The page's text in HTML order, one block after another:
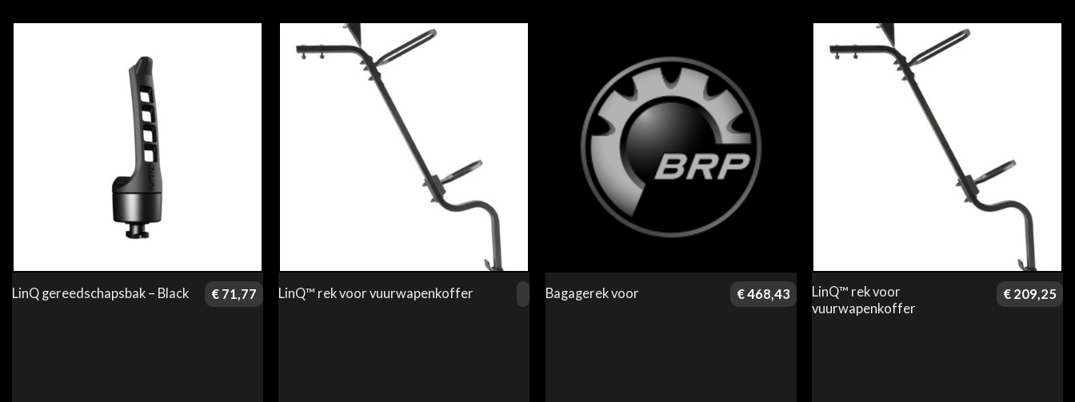
LinQ gereedschapsbak – Black €71,77 LinQ™ rek voor vuurwapenkoffer Bagagerek voor €468,43
LinQ™ rek voor
vuurwapenkoffer
€ 209,25